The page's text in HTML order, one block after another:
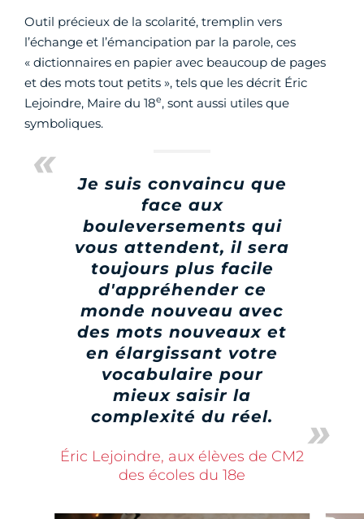
Outil précieux de la scolarité, tremplin vers
l’échange et l’émancipation par la parole, ces
« dictionnaires en papier avec beaucoup de pages
et des mots tout petits », tels que les décrit Éric
Lejoindre, Maire du 18e, sont aussi utiles que
symboliques.
Je suis convaincu que
face aux
bouleversements qui
vous attendent, il sera
toujours plus facile
d'appréhender ce
monde nouveau avec
des mots nouveaux et
en élargissant votre
vocabulaire pour
mieux saisir la
complexité du réel.
Éric Lejoindre, aux élèves de CM2
des écoles du 18e